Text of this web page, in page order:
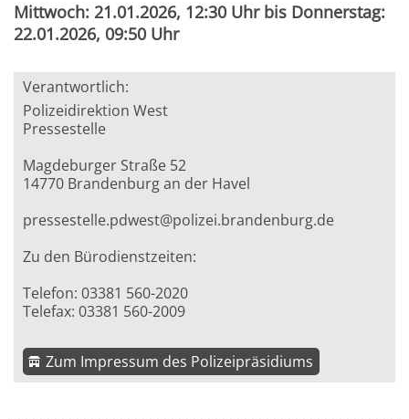
Mittwoch: 21.01.2026, 12:30 Uhr bis Donnerstag:
22.01.2026, 09:50 Uhr
Verantwortlich:
Polizeidirektion West
Pressestelle
Magdeburger Straße 52
14770 Brandenburg an der Havel
pressestelle.pdwest@polizei.brandenburg.de
Zu den Bürodienstzeiten:
Telefon: 03381 560-2020
Telefax: 03381 560-2009
Zum Impressum des Polizeipräsidiums